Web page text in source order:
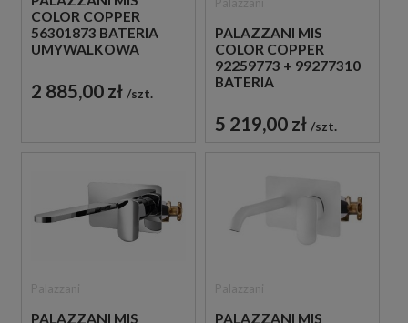
COLOR COPPER
56301873 BATERIA
UMYWALKOWA
JEDNOUCHWYTOWA
MIEDZIANA
2 885,00 zł szt.
PALAZZANI MIS
COLOR COPPER
92259773 + 99277310
BATERIA
TERMOSTATEM
MIEDZIANA
5 219,00 zł szt.
PALAZZANI MIS
PALAZZANI MIS